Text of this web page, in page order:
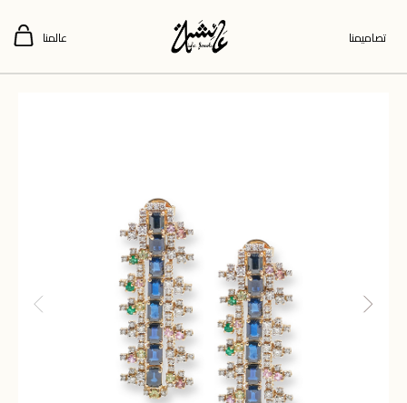
تصاميمنا عالمنا